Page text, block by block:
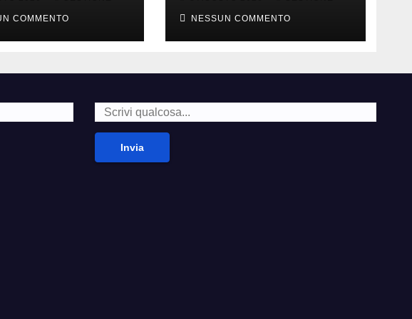
hand
COMMENTO
della carne
NESSUN COMMENTO
Invia